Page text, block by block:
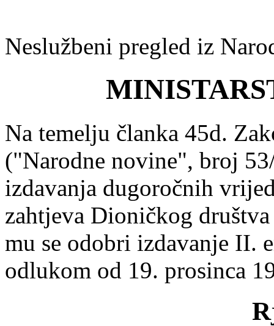
Neslužbeni pregled iz
Na temelju članka 45d.
("Narodne novine", broj
izdavanja dugoročnih
zahtjeva Dioničkog
mu se odobri izdavanje II.
odlukom od 19. prosinca